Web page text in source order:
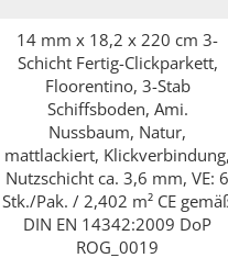
Schnellkauf
14 mm x 18,2 x 220 cm 3-
Schicht Fertig-Clickparkett,
Floorentino, 3-Stab
Schiffsboden, Ami.
Nussbaum, Natur,
mattlackiert, Klickverbindung,
Nutzschicht ca. 3,6 mm, VE: 6
Stk./Pak. / 2,402 m² CE
DIN EN 14342:2009 DoP
ROG_0019